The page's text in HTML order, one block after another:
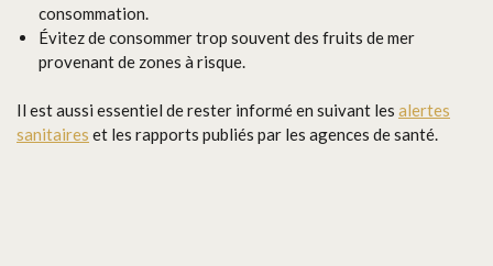
consommation.
Évitez de consommer trop souvent des fruits de mer
provenant de zones à risque.
Il est aussi essentiel de rester informé en suivant les alertes
sanitaires et les rapports publiés par les agences de santé.